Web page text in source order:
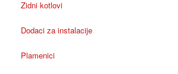
Zidni kotlovi
Dodaci za instalacije
Plamenici